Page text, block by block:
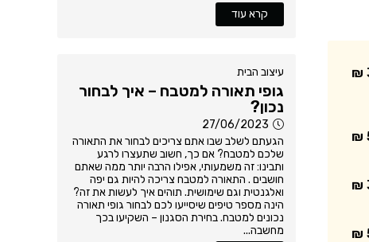
קרא עוד
עיצוב הבית
גופי תאורה למטבח – איך לבחור
נכון?
27/06/2023
הגעתם לשלב שבו אתם צריכים לבחור את התאורה
שלכם למטבח? אם כך, חשוב שתעצרו לרגע
ותבינו: זה משמעותי, אפילו הרבה יותר ממה שאתם
חושבים . התאורה למטבח צריכה להיות גם יפה
ואלגנטית וגם שימושית. תוהים איך לעשות את זה?
הינה מספר טיפים שיסייעו לכם לבחור גופי תאורה
נכונים למטבח. בחירת הסגנון – השקיעו בכך
מחשבה...